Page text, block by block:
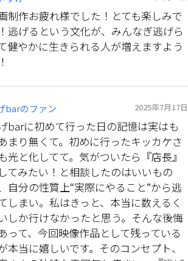
制作お疲れ様でした！とても楽しみで
逃げるという文化が、みんなぎ逃げら
健やかに生きられる人が増えますよう
barのファン 2025年7月17日
barに初めて行った日の記憶は実はも
まり無くて。初めに行ったキッカケさ
光と化してて。気がついたら『店長』
てみたい！と相談したのはいいもの
自分の性質上“実際にやること”から逃
しまい。私はきっと、本当に数えるく
しか行けなかったと思う。そんな後悔
って、今回映像作品として残っている
本当に嬉しいです。そのコンセプト、